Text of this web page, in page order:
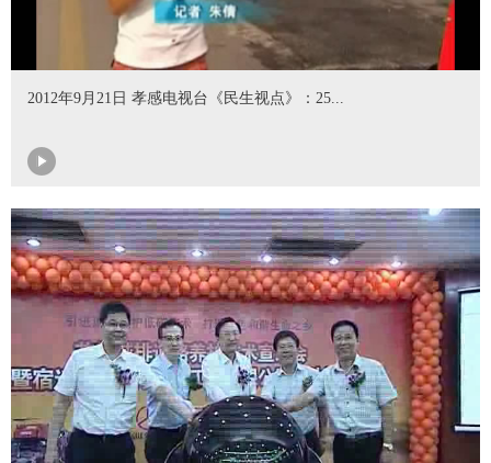
2012年9月21日 孝感电视台《民生视点》：25...